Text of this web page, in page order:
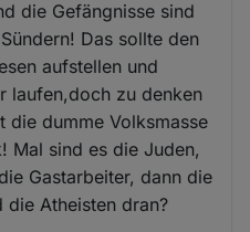
die Gefängnisse sind
Das sollte den
aufstellen und
laufen,doch zu denken
die dumme Volksmasse
Mal sind es die Juden,
Gastarbeiter, dann die
die Atheisten dran?